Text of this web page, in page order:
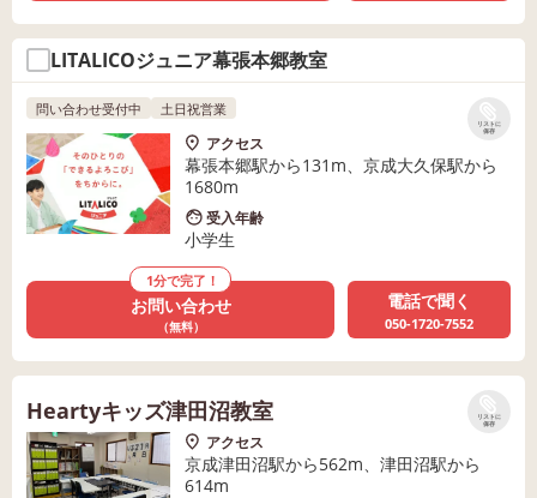
LITALICOジュニア幕張本郷教室
リストに
保存
問い合わせ受付中 土日祝営業
アクセス
幕張本郷駅から131m、京成大久保駅から
1680m
受入年齢
小学生
1分で完了！
お問い合わせ
（無料）
電話で聞く
050-1720-7552
リストに
保存
Heartyキッズ津田沼教室
アクセス
京成津田沼駅から562m、津田沼駅から
614m